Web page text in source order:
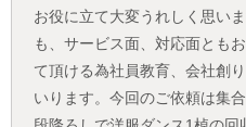
お役に立て大変うれしく思い
も、サービス面、対応面とも
て頂ける為社員教育、会社創
いります。今回のご依頼は集